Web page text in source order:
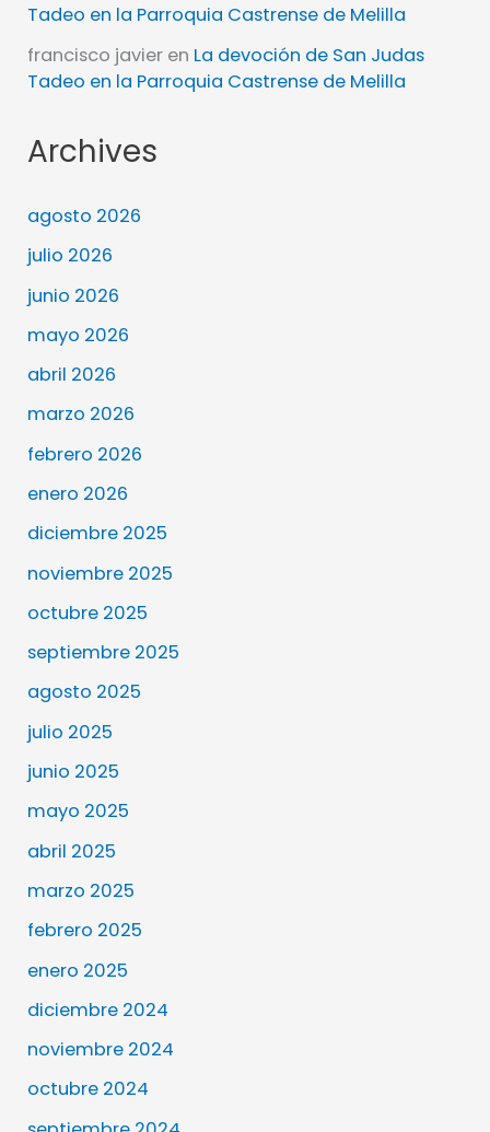
Tadeo en la Parroquia Castrense de Melilla
francisco javier en La devoción de San Judas
Tadeo en la Parroquia Castrense de Melilla
Archives
agosto 2026
julio 2026
junio 2026
mayo 2026
abril 2026
marzo 2026
febrero 2026
enero 2026
diciembre 2025
noviembre 2025
octubre 2025
septiembre 2025
agosto 2025
julio 2025
junio 2025
mayo 2025
abril 2025
marzo 2025
febrero 2025
enero 2025
diciembre 2024
noviembre 2024
octubre 2024